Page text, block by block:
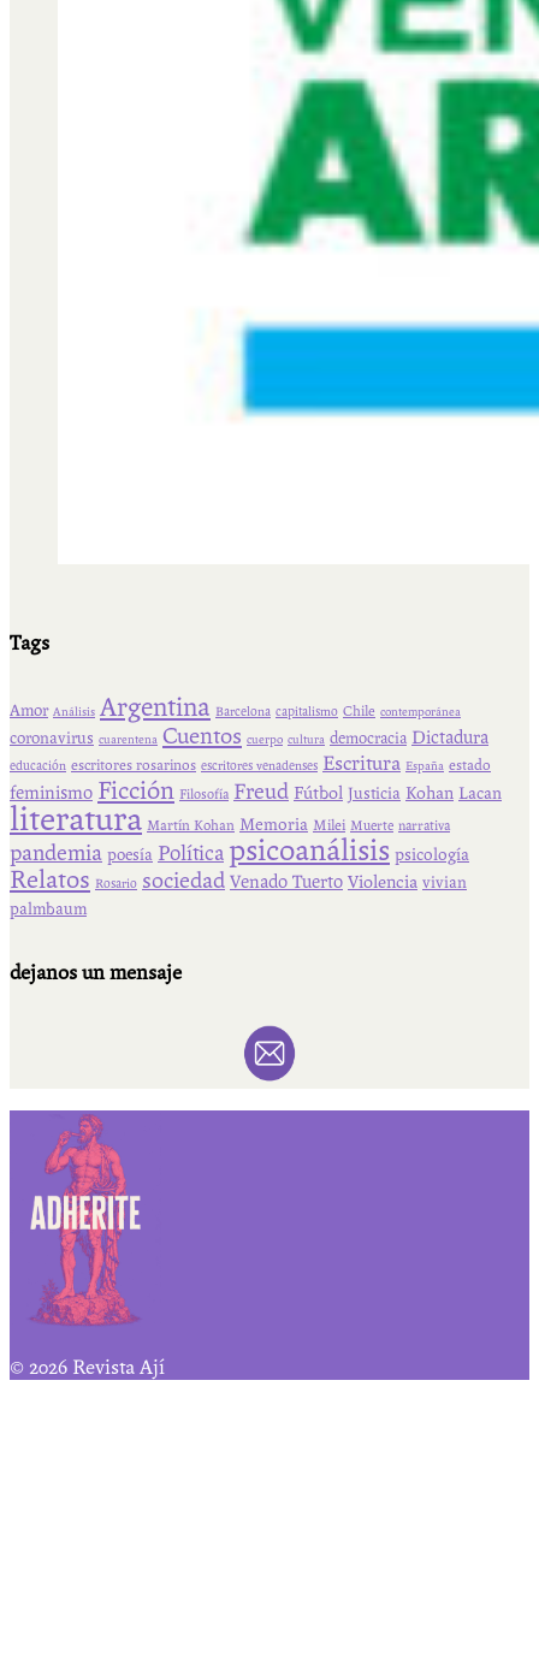
Tags
Amor Análisis Argentina Barcelona capitalismo Chile contemporánea
coronavirus cuarentena Cuentos cuerpo cultura democracia Dictadura
educación escritores rosarinos escritores venadenses Escritura España estado
feminismo Ficción Filosofía Freud Fútbol Justicia Kohan Lacan
literatura Martín Kohan Memoria Milei Muerte narrativa
pandemia poesía Política psicoanálisis psicología
Relatos Rosario sociedad Venado Tuerto Violencia vivian
palmbaum
dejanos un mensaje
© 2026 Revista Ají